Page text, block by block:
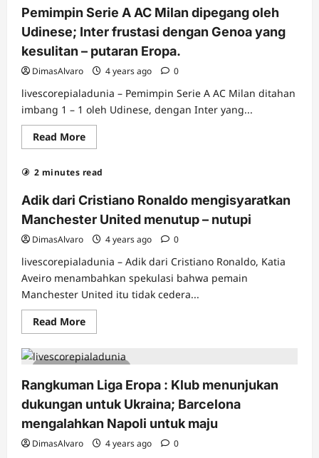
Pemimpin Serie A AC Milan dipegang oleh
Udinese; Inter frustasi dengan Genoa yang
kesulitan – putaran Eropa.
DimasAlvaro 4 years ago 0
livescorepialadunia – Pemimpin Serie A AC Milan ditahan
imbang 1 – 1 oleh Udinese, dengan Inter yang...
Read MoreRead
more
Pemimpin
Serie
AC
Milan
dipegang
oleh
Udinese;
Inter
frustasi
dengan
Genoa
yang
kesulitan
Eropa.
2 minutes read
Adik dari Cristiano Ronaldo mengisyaratkan
Manchester United menutup – nutupi
DimasAlvaro 4 years ago 0
livescorepialadunia – Adik dari Cristiano Ronaldo, Katia
Aveiro menambahkan spekulasi bahwa pemain
Manchester United itu tidak cedera...
Read MoreRead
more
Adik
dari
Ronaldo
mengisyaratkan
Manchester
United
menutup
–
nutupi
3 minutes read
Rangkuman Liga Eropa : Klub menunjukan
dukungan untuk Ukraina; Barcelona
mengalahkan Napoli untuk maju
DimasAlvaro 4 years ago 0